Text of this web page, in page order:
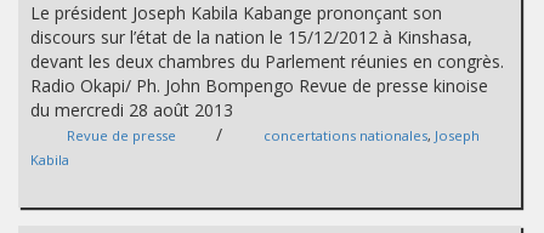
Le président Joseph Kabila Kabange prononçant son
discours sur l’état de la nation le 15/12/2012 à Kinshasa,
devant les deux chambres du Parlement réunies en congrès.
Radio Okapi/ Ph. John Bompengo Revue de presse kinoise
du mercredi 28 août 2013
Revue de presse / concertations nationales, Joseph
Kabila